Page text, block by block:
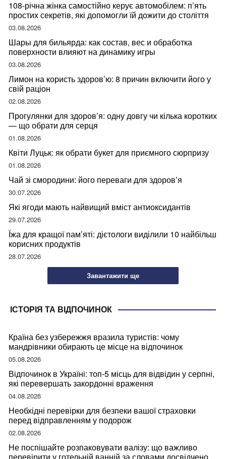
108-річна жінка самостійно керує автомобілем: п’ять
простих секретів, які допомогли їй дожити до століття
03.08.2026
Шары для бильярда: как состав, вес и обработка
поверхности влияют на динамику игры
03.08.2026
Лимон на користь здоров’ю: 8 причин включити його у
свій раціон
02.08.2026
Прогулянки для здоров’я: одну довгу чи кілька коротких
— що обрати для серця
01.08.2026
Квіти Луцьк: як обрати букет для приємного сюрпризу
01.08.2026
Чай зі смородини: його переваги для здоров’я
30.07.2026
Які ягоди мають найвищий вміст антиоксидантів
29.07.2026
Їжа для кращої пам’яті: дієтологи виділили 10 найбільш
корисних продуктів
28.07.2026
Завантажити ще
ІСТОРІЯ ТА ВІДПОЧИНОК
Країна без узбережжя вразила туристів: чому
мандрівники обирають це місце на відпочинок
05.08.2026
Відпочинок в Україні: топ-5 місць для відвідин у серпні,
які перевершать закордонні враження
04.08.2026
Необхідні перевірки для безпеки вашої страховки
перед відправленням у подорож
02.08.2026
Не поспішайте розпаковувати валізу: що важливо
перевірити у готельній ванній за словами досвідченої